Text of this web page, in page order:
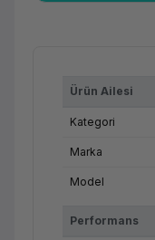
Ürün Ailesi
Kategori
Marka
Model
Performans